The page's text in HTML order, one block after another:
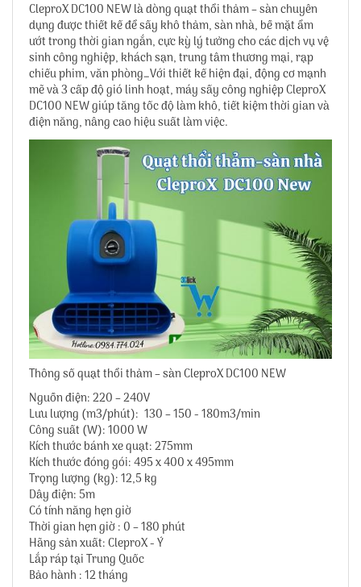
CleproX DC100 NEW là dòng quạt thổi thảm – sàn chuyên
dụng được thiết kế để sấy khô thảm, sàn nhà, bề mặt ẩm
ướt trong thời gian ngắn, cực kỳ lý tưởng cho các dịch vụ vệ
sinh công nghiệp, khách sạn, trung tâm thương mại, rạp
chiếu phim, văn phòng…Với thiết kế hiện đại, động cơ mạnh
mẽ và 3 cấp độ gió linh hoạt, máy sấy công nghiệp CleproX
DC100 NEW giúp tăng tốc độ làm khô, tiết kiệm thời gian và
điện năng, nâng cao hiệu suất làm việc.
Thông số quạt thổi thảm – sàn CleproX DC100 NEW
Nguồn điện: 220 – 240V
Lưu lượng (m3/phút): 130 – 150 - 180m3/min
Công suất (W): 1000 W
Kích thước bánh xe quạt: 275mm
Kích thước đóng gói: 495 x 400 x 495mm
Trọng lượng (kg): 12,5 kg
Dây điện: 5m
Có tính năng hẹn giờ
Thời gian hẹn giờ : 0 – 180 phút
Hãng sản xuất: CleproX - Ý
Lắp ráp tại Trung Quốc
Bảo hành : 12 tháng